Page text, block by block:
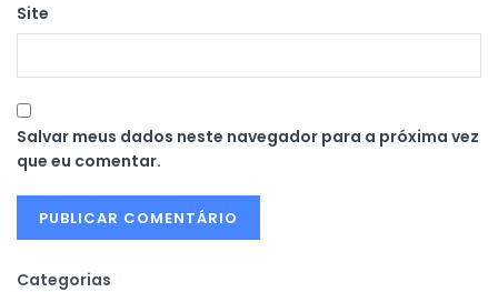
Site
Salvar meus dados neste navegador para a próxima vez
que eu comentar.
Categorias